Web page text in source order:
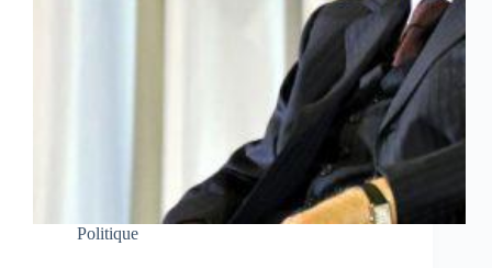
Politique